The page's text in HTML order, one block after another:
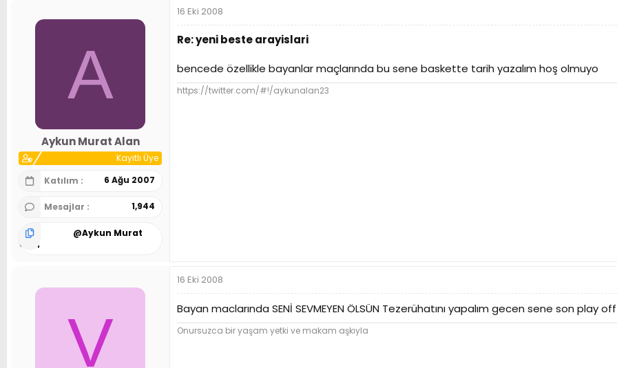
A
Aykun Murat Alan
Kayıtlı Üye
Katılım
6 Ağu 2007
Mesajlar 1,944
@Aykun Murat
Alan
16 Eki 2008
Re: yeni beste arayislari
bencede özellikle bayanlar maçlarında bu sene baskette tarih yazalım hoş olmuyo
https://twitter.com/#!/aykunalan23
V
16 Eki 2008
Bayan maclarında SENİ SEVMEYEN ÖLSÜN Tezerühatını yapalım gecen sene son
Onursuzca bir yaşam yetki ve makam aşkıyla